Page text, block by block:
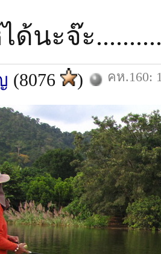
ด้นะจ๊ะ
(8076 ) คห.160: